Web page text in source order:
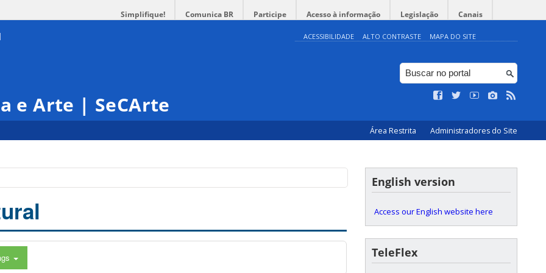
Simplifique! Comunica BR Participe Acesso à informação Legislação Canais
ACESSIBILIDADE ALTO CONTRASTE MAPA DO SITE
e Arte | SeCArte
Área Restrita Administradores do Site
English version
Access our English website here
TeleFlex